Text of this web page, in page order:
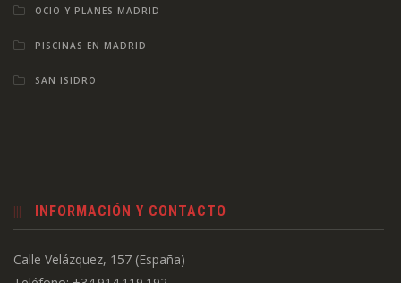
OCIO Y PLANES MADRID
PISCINAS EN MADRID
SAN ISIDRO
INFORMACIÓN Y CONTACTO
Calle Velázquez, 157 (España)